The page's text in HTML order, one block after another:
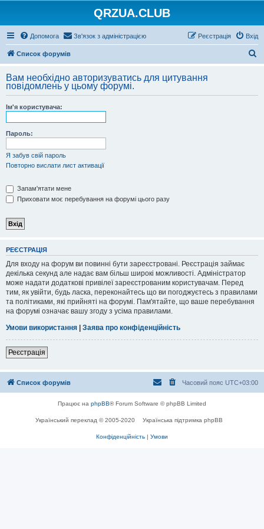
QRZUA.CLUB
Допомога Зв'язок з адміністрацією Вхід
Реєстрація
Список форумів
у
Вам необхідно авторизуватись для цитування
повідомлень у цьому форумі.
Ім'я користувача:
Пароль:
Я забув свій пароль
Повторно вислати лист активації
Запам'ятати мене
Приховати моє перебування на форумі цього разу
РЕЄСТРАЦІЯ
Для входу на форум ви повинні бути зареєстровані. Реєстрація займає
декілька секунд але надає вам більш широкі можливості. Адміністратор
може надати додаткові привілеї зареєстрованим користувачам. Перед
тим, як увійти, будь ласка, переконайтесь що ви погоджуєтесь з правилами
та політиками, які прийняті на форумі. Пам'ятайте, що ваше перебування
на форумі означає вашу згоду з усіма правилами.
Умови використання | Заява про конфіденційність
Реєстрація
Список форумів Часовий пояс UTC+03:00
Працює на phpBB® Forum Software © phpBB Limited
Український переклад © 2005-2020 Українська підтримка phpBB
Конфіденційність | Умови